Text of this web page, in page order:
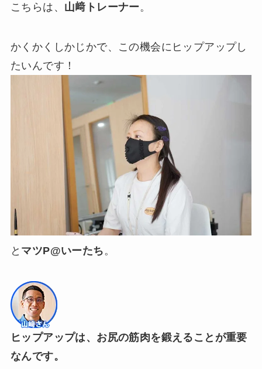
こちらは、 山﨑トレーナー 。
かくかくしかじかで、この機会にヒップアップし
たいんです！
と マツP@いーたち。
ヒップアップは、お尻の筋肉を鍛えることが重要
なんです。